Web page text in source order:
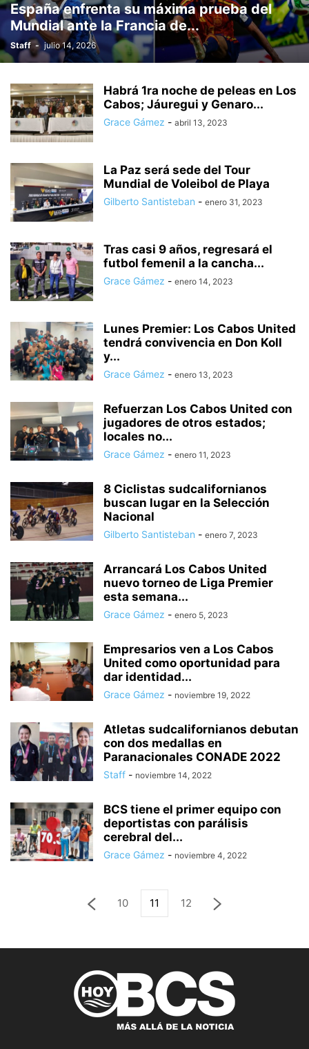
España enfrenta su máxima prueba del
Mundial ante la Francia de...
Staff - julio 14, 2026
Habrá 1ra noche de peleas en Los
Cabos; Jáuregui y Genaro...
Grace Gámez - abril 13, 2023
La Paz será sede del Tour
Mundial de Voleibol de Playa
Gilberto Santisteban - enero 31, 2023
Tras casi 9 años, regresará el
futbol femenil a la cancha...
Grace Gámez - enero 14, 2023
Lunes Premier: Los Cabos United
tendrá convivencia en Don Koll
y...
Grace Gámez - enero 13, 2023
Refuerzan Los Cabos United con
jugadores de otros estados;
locales no...
Grace Gámez - enero 11, 2023
8 Ciclistas sudcalifornianos
buscan lugar en la Selección
Nacional
Gilberto Santisteban - enero 7, 2023
Arrancará Los Cabos United
nuevo torneo de Liga Premier
esta semana...
Grace Gámez - enero 5, 2023
Empresarios ven a Los Cabos
United como oportunidad para
dar identidad...
Grace Gámez - noviembre 19, 2022
Atletas sudcalifornianos debutan
con dos medallas en
Paranacionales CONADE 2022
Staff - noviembre 14, 2022
BCS tiene el primer equipo con
deportistas con parálisis
cerebral del...
Grace Gámez - noviembre 4, 2022
10 11 12